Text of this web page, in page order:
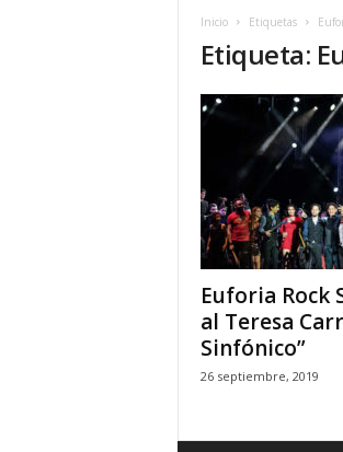
Inicio Etiquetas
Etiqueta:
Euforia Rock
al Teresa
Sinfónico”
26 septiembre, 2019